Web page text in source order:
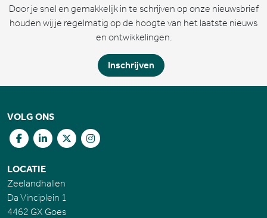
Door je snel en gemakkelijk in te schrijven op onze nieuwsbrief
houden wij je regelmatig op de hoogte van het laatste nieuws
en ontwikkelingen.
Inschrijven
VOLG ONS
LOCATIE
Zeelandhallen
Da Vinciplein 1
4462 GX Goes